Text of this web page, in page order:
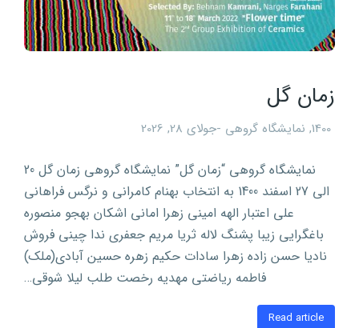
زمان گل
1400
, نمایشگاه گروهی جولای 28, 2026
نمایشگاه گروهی “زمان گل” نمایشگاه گروهی زمان گل 20
الی 27 اسفند 1400 به انتخاب بهنام کامرانی و نرگس فراهانی
علی اعتبار الهه امینی زهرا امانی اشکان بهجو منصوره
باغگرایی زیبا پشنگ لاله ثریا مریم جعفری ندا چینی فروش
نادیا حسن زاده زهرا سادات حکیم زهره حسین آبادی(ملک)
فاطمه ریاضتی مهدیه رخصت طلب لیلا شوقی…
Read article